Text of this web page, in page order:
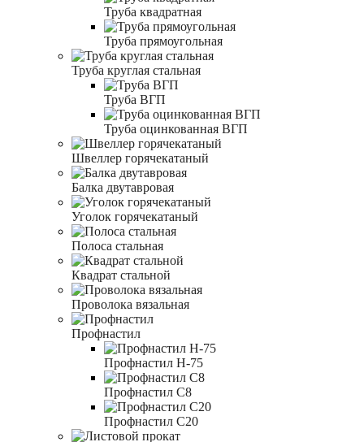
Труба квадратная
Труба прямоугольная
Труба круглая стальная
Труба ВГП
Труба оцинкованная ВГП
Швеллер горячекатаный
Балка двутавровая
Уголок горячекатаный
Полоса стальная
Квадрат стальной
Проволока вязальная
Профнастил
Профнастил Н-75
Профнастил С8
Профнастил С20